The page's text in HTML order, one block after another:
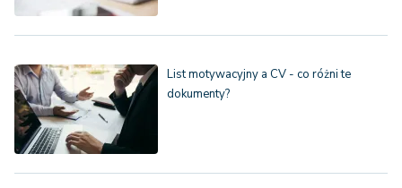
List motywacyjny a CV - co różni te
dokumenty?